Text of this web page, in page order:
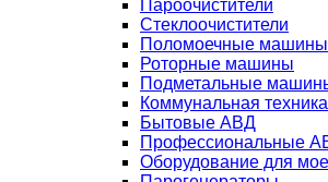
Пароочистители
Стеклоочистители
Поломоечные машины
Роторные машины
Подметальные
Коммунальная техника
Бытовые АВД
Профессиональные
Оборудование для